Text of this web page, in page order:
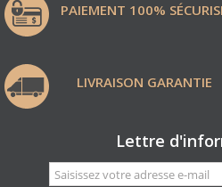
PAIEMENT 100%
LIVRAISON GARANTIE
Lettre